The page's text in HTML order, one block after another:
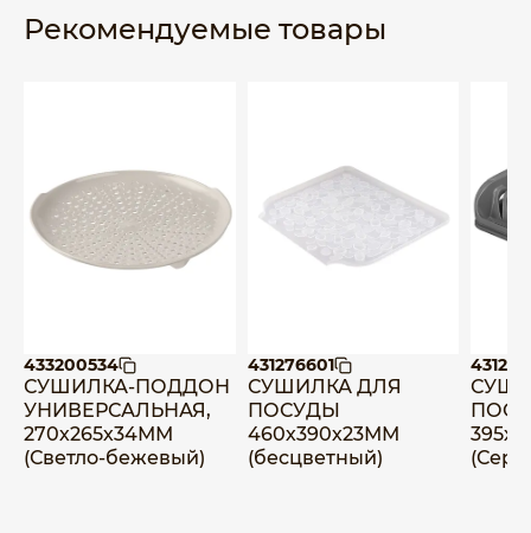
Рекомендуемые товары
433200534
СУШИЛКА-ПОДДОН
УНИВЕРСАЛЬНАЯ,
270х265х34ММ
(Светло-бежевый)
431276601
СУШИЛКА ДЛЯ
ПОСУДЫ
460х390х23ММ
(бесцветный)